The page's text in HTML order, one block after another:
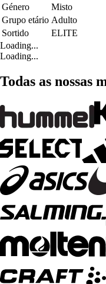
Género
Misto
Grupo etário Adulto
Sortido
ELITE
Loading...
Loading...
Todas as nossas